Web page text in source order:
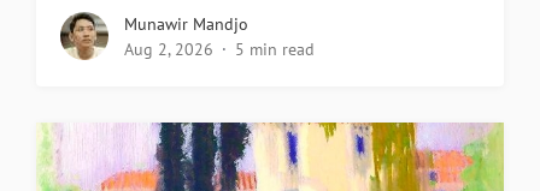
Munawir Mandjo
Aug 2, 2026
5 min read